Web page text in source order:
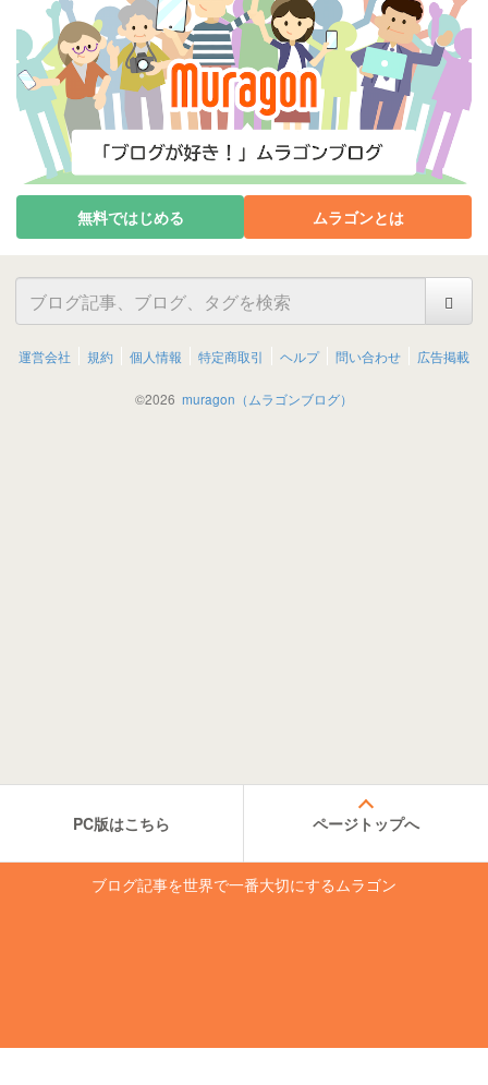
無料ではじめる ムラゴンとは
運営会社 規約 個人情報 特定商取引 ヘルプ 問い合わせ 広告掲載
©2026 muragon（ムラゴンブログ）
PC版はこちら ページトップへ
ブログ記事を世界で一番大切にするムラゴン